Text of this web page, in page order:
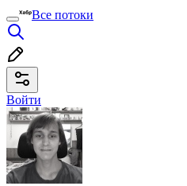
Все потоки
Войти